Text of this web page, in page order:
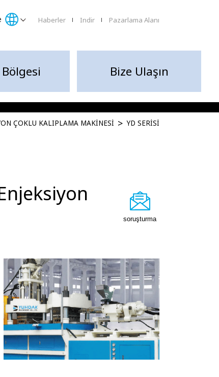
Haberler Indir Pazarlama Alanı
Bize Ulaşın
ÇOKLU KALIPLAMA MAKINESI YD SERISI
soruşturma